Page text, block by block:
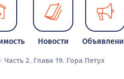
Новости
Часть 2. Глава 19. Гора Петух